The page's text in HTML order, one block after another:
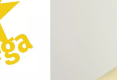
BMW BIZNIS LIGA